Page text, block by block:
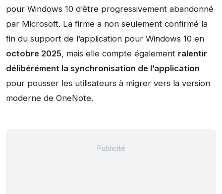
pour Windows 10 d’être progressivement abandonné
par Microsoft. La firme a non seulement confirmé la
fin du support de l’application pour Windows 10 en
octobre 2025, mais elle compte également ralentir
délibérément la synchronisation de l’application
pour pousser les utilisateurs à migrer vers la version
moderne de OneNote.